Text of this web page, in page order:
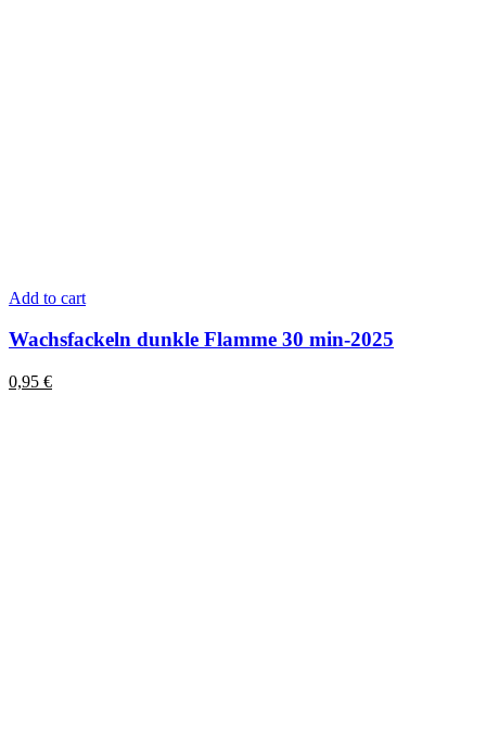
Add to cart
Wachsfackeln dunkle Flamme 30 min-2025
0,95 €